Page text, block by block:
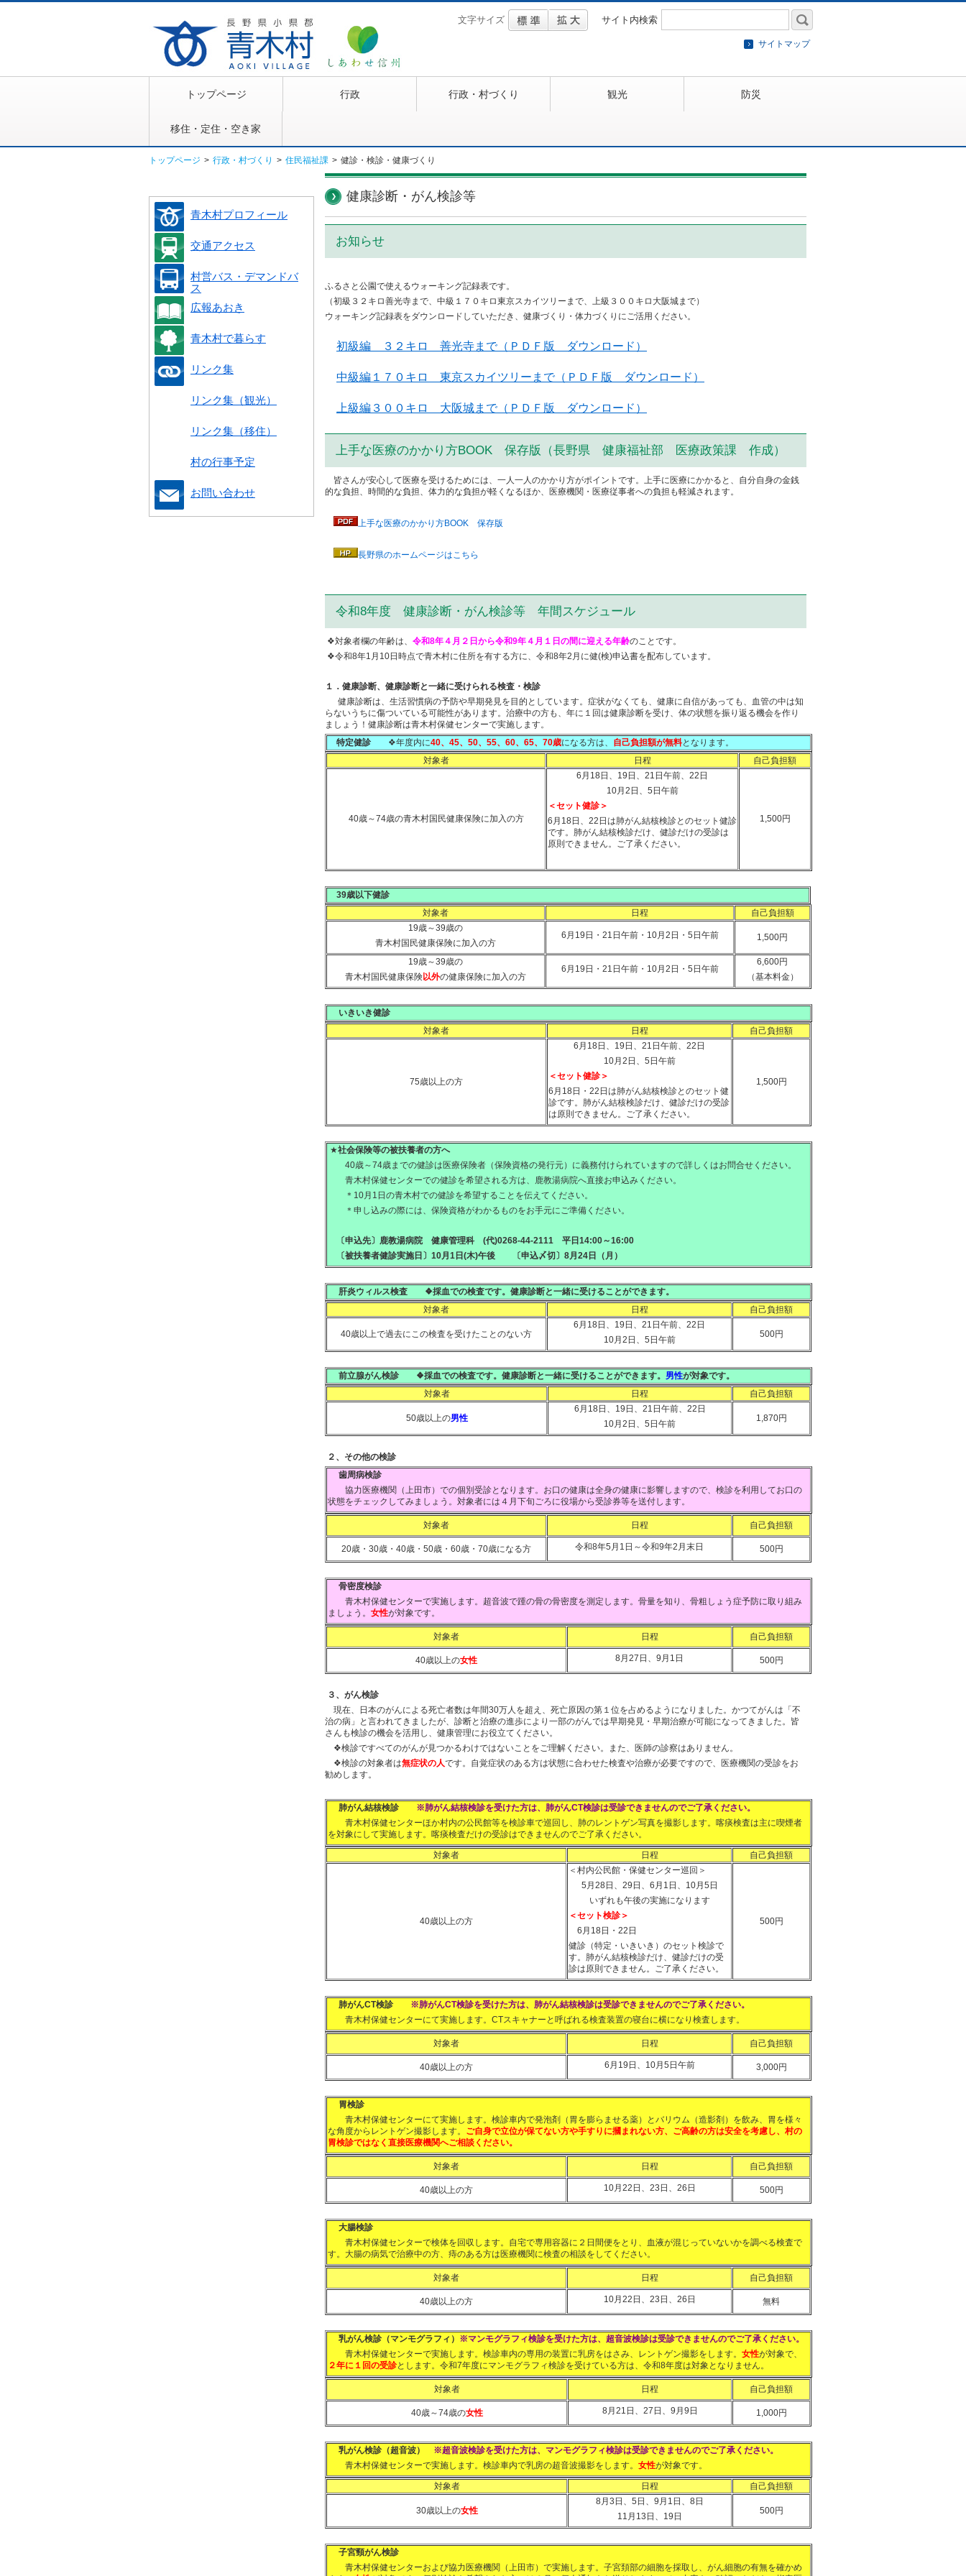
文字サイズ サイト内検索
サイトマップ
トップページ 行政 行政・村づくり 観光 防災
移住・定住・空き家
トップページ > 行政・村づくり > 住民福祉課 > 健診・検診・健康づくり
青木村プロフィール
交通アクセス
村営バス・デマンドバ
ス
広報あおき
青木村で暮らす
リンク集
リンク集（観光）
リンク集（移住）
村の行事予定
お問い合わせ
健康診断・がん検診等
お知らせ
ふるさと公園で使えるウォーキング記録表です。
（初級３２キロ善光寺まで、中級１７０キロ東京スカイツリーまで、上級３００キロ大阪城まで）
ウォーキング記録表をダウンロードしていただき、健康づくり・体力づくりにご活用ください。
初級編 ３２キロ 善光寺まで（ＰＤＦ版 ダウンロード）
中級編１７０キロ 東京スカイツリーまで（ＰＤＦ版 ダウンロード）
上級編３００キロ 大阪城まで（ＰＤＦ版 ダウンロード）
上手な医療のかかり方BOOK 保存版（長野県 健康福祉部 医療政策課 作成）
皆さんが安心して医療を受けるためには、一人一人のかかり方がポイントです。上手に医療にかかると、自分自身の金銭
的な負担、時間的な負担、体力的な負担が軽くなるほか、医療機関・医療従事者への負担も軽減されます。
上手な医療のかかり方BOOK 保存版
長野県のホームページはこちら
令和8年度 健康診断・がん検診等 年間スケジュール
❖対象者欄の年齢は、 令和8年４月２日から令和9年４月１日の間に迎える年齢のことです。
❖令和8年1月10日時点で青木村に住所を有する方に、令和8年2月に健(検)申込書を配布しています。
１．健康診断、健康診断と一緒に受けられる検査・検診
健康診断は、生活習慣病の予防や早期発見を目的としています。症状がなくても、健康に自信があっても、血管の中は知
らないうちに傷ついている可能性があります。治療中の方も、年に１回は健康診断を受け、体の状態を振り返る機会を作り
ましょう！健康診断は青木村保健センターで実施します。
特定健診 ❖年度内に40、45、50、55、60、65、70歳になる方は、 自己負担額が無料となります。
対象者
日程 自己負担額
40歳～74歳の青木村国民健康保険に加入の方
6月18日、19日、21日午前、22日
10月2日、5日午前
＜セット健診＞
6月18日、22日は肺がん結核検診とのセット健診
です。肺がん結核検診だけ、健診だけの受診は
原則できません。ご了承ください。
1,500円
39歳以下健診
対象者
日程
自己負担額
19歳～39歳の
青木村国民健康保険に加入の方
6月19日・21日午前・10月2日・5日午前 1,500円
19歳～39歳の
青木村国民健康保険以外の健康保険に加入の方
6月19日・21日午前・10月2日・5日午前
6,600円
（基本料金）
いきいき健診
対象者
日程 自己負担額
75歳以上の方
6月18日、19日、21日午前、22日
10月2日、5日午前
＜セット健診＞
6月18日・22日は肺がん結核検診とのセット健
診です。肺がん結核検診だけ、健診だけの受診
は原則できません。ご了承ください。
1,500円
★社会保険等の被扶養者の方へ
40歳～74歳までの健診は医療保険者（保険資格の発行元）に義務付けられていますので詳しくはお問合せください。
青木村保健センターでの健診を希望される方は、鹿教湯病院へ直接お申込みください。
＊10月1日の青木村での健診を希望することを伝えてください。
＊申し込みの際には、保険資格がわかるものをお手元にご準備ください。
〔申込先〕鹿教湯病院 健康管理科 (代)0268‐44‐2111 平日14:00～16:00
〔被扶養者健診実施日〕10月1日(木)午後 〔申込〆切〕8月24日（月）
肝炎ウィルス検査 ❖採血での検査です。健康診断と一緒に受けることができます。
対象者
日程 自己負担額
40歳以上で過去にこの検査を受けたことのない方
6月18日、19日、21日午前、22日
10月2日、5日午前
500円
前立腺がん検診 ❖採血での検査です。健康診断と一緒に受けることができます。 男性が対象です。
対象者
日程 自己負担額
50歳以上の男性
6月18日、19日、21日午前、22日
10月2日、5日午前
1,870円
２、その他の検診
歯周病検診
協力医療機関（上田市）での個別受診となります。お口の健康は全身の健康に影響しますので、検診を利用してお口の
状態をチェックしてみましょう。対象者には４月下旬ごろに役場から受診券等を送付します。
対象者 日程 自己負担額
20歳・30歳・40歳・50歳・60歳・70歳になる方 令和8年5月1日～令和9年2月末日 500円
骨密度検診
青木村保健センターで実施します。超音波で踵の骨の骨密度を測定します。骨量を知り、骨粗しょう症予防に取り組み
ましょう。 女性が対象です。
対象者 日程 自己負担額
40歳以上の女性 8月27日、9月1日 500円
３、がん検診
現在、日本のがんによる死亡者数は年間30万人を超え、死亡原因の第１位を占めるようになりました。かつてがんは「不
治の病」と言われてきましたが、診断と治療の進歩により一部のがんでは早期発見・早期治療が可能になってきました。皆
さんも検診の機会を活用し、健康管理にお役立てください。
❖検診ですべてのがんが見つかるわけではないことをご理解ください。また、医師の診察はありません。
❖検診の対象者は無症状の人です。自覚症状のある方は状態に合わせた検査や治療が必要ですので、医療機関の受診をお
勧めします。
肺がん結核検診 ※肺がん結核検診を受けた方は、肺がんCT検診は受診できませんのでご了承ください。
青木村保健センターほか村内の公民館等を検診車で巡回し、肺のレントゲン写真を撮影します。喀痰検査は主に喫煙者
を対象にして実施します。喀痰検査だけの受診はできませんのでご了承ください。
対象者 日程 自己負担額
40歳以上の方
＜村内公民館・保健センター巡回＞
5月28日、29日、6月1日、10月5日
いずれも午後の実施になります
＜セット検診＞
6月18日・22日
健診（特定・いきいき）のセット検診で
す。肺がん結核検診だけ、健診だけの受
診は原則できません。ご了承ください。
500円
肺がんCT検診 ※肺がんCT検診を受けた方は、肺がん結核検診は受診できませんのでご了承ください。
青木村保健センターにて実施します。CTスキャナーと呼ばれる検査装置の寝台に横になり検査します。
対象者 日程 自己負担額
40歳以上の方 6月19日、10月5日午前 3,000円
胃検診
青木村保健センターにて実施します。検診車内で発泡剤（胃を膨らませる薬）とバリウム（造影剤）を飲み、胃を様々
な角度からレントゲン撮影します。 ご自身で立位が保てない方や手すりに摑まれない方、ご高齢の方は安全を考慮し、村の
胃検診ではなく直接医療機関へご相談ください。
対象者 日程 自己負担額
40歳以上の方 10月22日、23日、26日 500円
大腸検診
青木村保健センターで検体を回収します。自宅で専用容器に２日間便をとり、血液が混じっていないかを調べる検査で
す。大腸の病気で治療中の方、痔のある方は医療機関に検査の相談をしてください。
対象者 日程 自己負担額
40歳以上の方 10月22日、23日、26日 無料
乳がん検診（マンモグラフィ） ※マンモグラフィ検診を受けた方は、超音波検診は受診できませんのでご了承ください。
青木村保健センターで実施します。検診車内の専用の装置に乳房をはさみ、レントゲン撮影をします。 女性が対象で、
２年に１回の受診とします。令和7年度にマンモグラフィ検診を受けている方は、令和8年度は対象となりません。
対象者 日程 自己負担額
40歳～74歳の女性 8月21日、27日、9月9日 1,000円
乳がん検診（超音波） ※超音波検診を受けた方は、マンモグラフィ検診は受診できませんのでご了承ください。
青木村保健センターで実施します。検診車内で乳房の超音波撮影をします。 女性が対象です。
対象者 日程 自己負担額
30歳以上の女性
8月3日、5日、9月1日、8日
11月13日、19日
500円
子宮頸がん検診
青木村保健センターおよび協力医療機関（上田市）で実施します。子宮頚部の細胞を採取し、がん細胞の有無を確かめ